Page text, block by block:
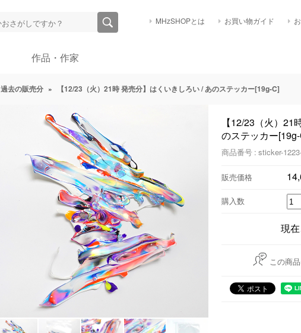
MHzSHOPとは お買い物ガイド
作品・作家
過去の販売分 » 【12/23（火）21時 発売分】はくいきしろい / あのステッカー[19g-C]
【12/23（火）21
のステッカー[19g-
商品番号 : sticker-
販売価格
購入数
現
この商